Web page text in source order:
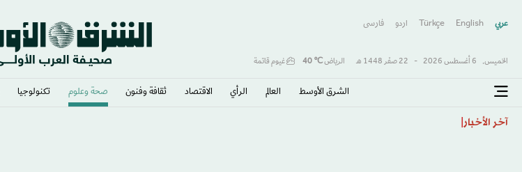
عربي English
Türkçe اردو فارسى
الخميس, 6 أغسطس 2026 - 22 صفَر 1448 هـ الرياض℃
40 غيوم قاتمة
الشرق الأوسط​ العالم الرأي الاقتصاد ثقافة وفنون صحة وعلوم تكنولوجيا
آخر الأخبار